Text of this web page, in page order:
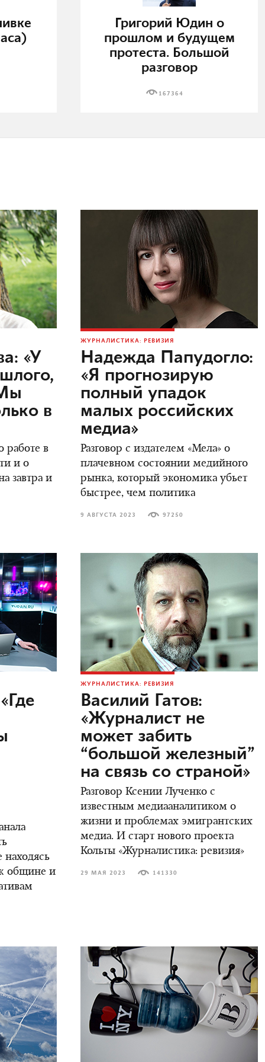
Григорий Юдин о
прошлом и будущем
протеста. Большой
разговор
167364
«У
в
работе в
и о
завтра и
ЖУРНАЛИСТИКА: РЕВИЗИЯ
Надежда Папудогло:
«Я прогнозирую
полный упадок
малых российских
медиа»
Разговор с издателем «Мела» о
плачевном состоянии медийного
рынка, который экономика убьет
быстрее, чем политика
9 АВГУСТА 2023 97250
находясь
общине и
ЖУРНАЛИСТИКА: РЕВИЗИЯ
Василий Гатов:
«Журналист не
может забить
“большой железный”
на связь со страной»
Разговор Ксении Лученко с
известным медиааналитиком о
жизни и проблемах эмигрантских
медиа. И старт нового проекта
Кольты «Журналистика: ревизия»
29 МАЯ 2023 141330